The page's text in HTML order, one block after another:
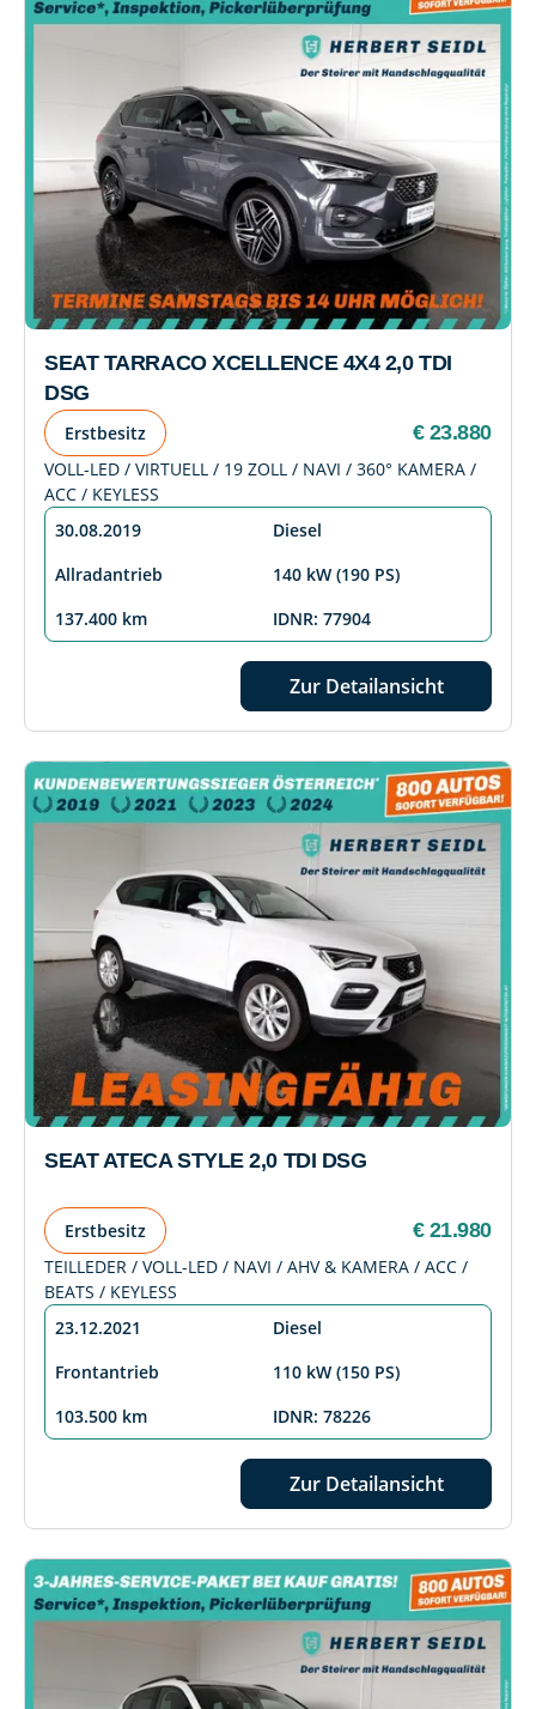
SEAT TARRACO XCELLENCE 4X4 2,0 TDI
DSG
Erstbesitz € 23.880
VOLL-LED / VIRTUELL / 19 ZOLL / NAVI / 360° KAMERA /
ACC / KEYLESS
30.08.2019
Diesel
Allradantrieb
140 kW (190 PS)
137.400 km
IDNR: 77904
Zur Detailansicht
SEAT ATECA STYLE 2,0 TDI DSG
Erstbesitz € 21.980
TEILLEDER / VOLL-LED / NAVI / AHV & KAMERA / ACC /
BEATS / KEYLESS
23.12.2021
Diesel
Frontantrieb
110 kW (150 PS)
103.500 km
IDNR: 78226
Zur Detailansicht